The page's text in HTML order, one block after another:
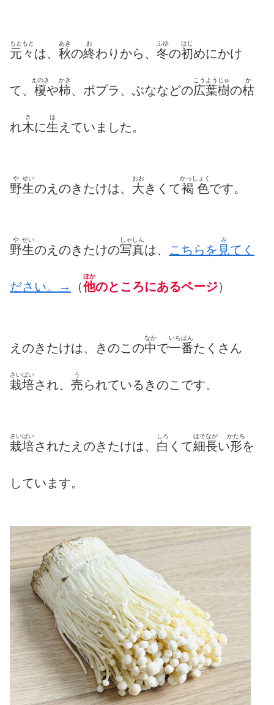
元々
もともと
は、 秋
あき
の終
お
わりから、 冬
ふゆ
の初
はじ
めにかけ
て、 榎
えのき
や柿
かき
、ポプラ、ぶななどの広葉樹
こうようじゅ
の枯
か
れ木
き
に生
は
えていました。
野
や
生
せい
のえのきたけは、 大
おお
きくて褐色
かっしょく
です。
野
や
生
せい
のえのきたけの写真
しゃしん
は、 こちらを 見
み
てく
ださい。→ （他
ほか
のところにあるページ）
えのきたけは、きのこの中
なか
で一番
いちばん
たくさん
栽培
さいばい
され、 売
う
られているきのこです。
栽培
さいばい
されたえのきたけは、 白
しろ
くて細長
ほそなが
い形
かたち
を
しています。